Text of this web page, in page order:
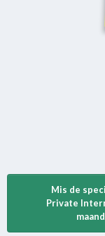
Mis de
Private